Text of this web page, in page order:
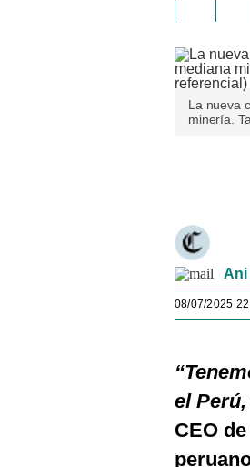
La nueva
minería.
Ani
08/07/2025
el
CEO